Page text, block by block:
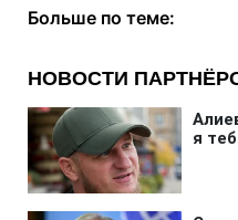
Больше по теме: